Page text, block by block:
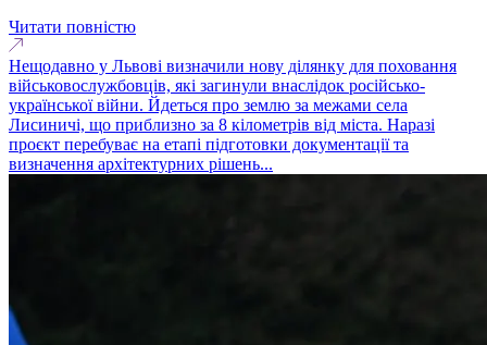
Читати повністю
Нещодавно у Львові визначили нову ділянку для поховання
військовослужбовців, які загинули внаслідок російсько-
української війни. Йдеться про землю за межами села
Лисиничі, що приблизно за 8 кілометрів від міста. Наразі
проєкт перебуває на етапі підготовки документації та
визначення архітектурних рішень...